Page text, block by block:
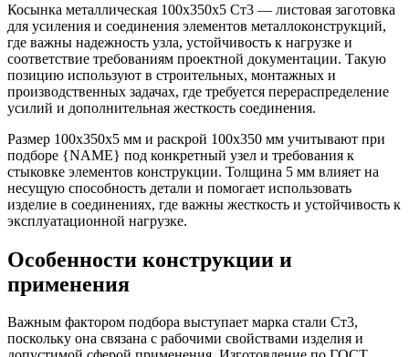
Косынка металлическая 100х350х5 Ст3 — листовая заготовка
для усиления и соединения элементов металлоконструкций,
где важны надежность узла, устойчивость к нагрузке и
соответствие требованиям проектной документации. Такую
позицию используют в строительных, монтажных и
производственных задачах, где требуется перераспределение
усилий и дополнительная жесткость соединения.
Размер 100х350х5 мм и раскрой 100х350 мм учитывают при
подборе {NAME} под конкретный узел и требования к
стыковке элементов конструкции. Толщина 5 мм влияет на
несущую способность детали и помогает использовать
изделие в соединениях, где важны жесткость и устойчивость к
эксплуатационной нагрузке.
Особенности конструкции и
применения
Важным фактором подбора выступает марка стали Ст3,
поскольку она связана с рабочими свойствами изделия и